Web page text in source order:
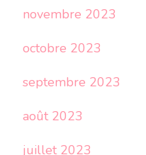
novembre 2023
octobre 2023
septembre 2023
août 2023
juillet 2023